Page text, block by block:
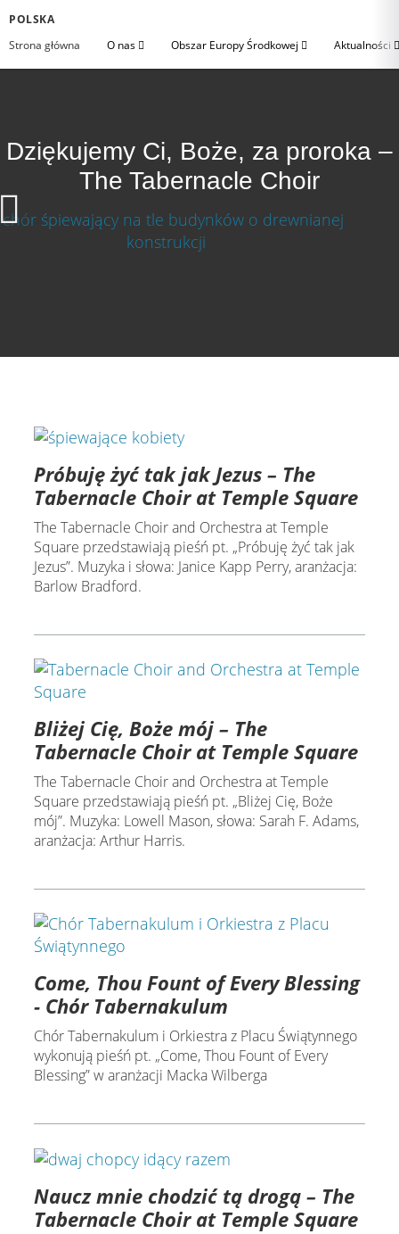
POLSKA
Strona główna
O nas Obszar Europy Środkowej Aktualności
Dziękujemy Ci, Boże, za proroka –
The Tabernacle Choir
Próbuję żyć tak jak Jezus – The
Tabernacle Choir at Temple Square
The Tabernacle Choir and Orchestra at Temple
Square przedstawiają pieśń pt. „Próbuję żyć tak jak
Jezus”. Muzyka i słowa: Janice Kapp Perry, aranżacja:
Barlow Bradford.
Bliżej Cię, Boże mój – The
Tabernacle Choir at Temple Square
The Tabernacle Choir and Orchestra at Temple
Square przedstawiają pieśń pt. „Bliżej Cię, Boże
mój”. Muzyka: Lowell Mason, słowa: Sarah F. Adams,
aranżacja: Arthur Harris.
Come, Thou Fount of Every Blessing
- Chór Tabernakulum
Chór Tabernakulum i Orkiestra z Placu Świątynnego
wykonują pieśń pt. „Come, Thou Fount of Every
Blessing” w aranżacji Macka Wilberga
Naucz mnie chodzić tą drogą – The
Tabernacle Choir at Temple Square